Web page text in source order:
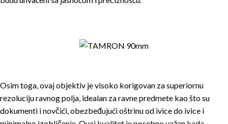
Osim toga, ovaj objektiv je visoko korigovan za superiornu
rezoluciju ravnog polja, idealan za ravne predmete kao što su
dokumenti i novčići, obezbeđujući oštrinu od ivice do ivice i